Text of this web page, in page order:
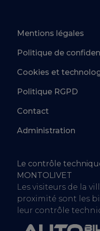
Mentions légales
Politique de
Cookies et
Politique RGPD
Contact
Administration
Le contrôle
MONTOLIVET
Les visiteurs de la
proximité sont les
leur contrôle